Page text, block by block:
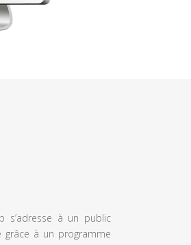
s’adresse à un public
grâce à un programme